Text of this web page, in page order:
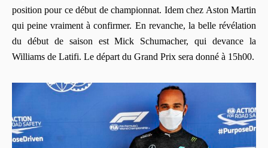
position pour ce début de championnat. Idem chez Aston Martin
qui peine vraiment à confirmer. En revanche, la belle révélation
du début de saison est Mick Schumacher, qui devance la
Williams de Latifi. Le départ du Grand Prix sera donné à 15h00.